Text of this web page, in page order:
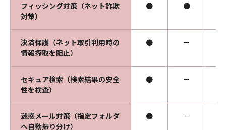
フィッシング対策（ネット詐欺
対策）
● ●
決済保護（ネット取引利用時の
情報搾取を阻止）
● ー
セキュア検索（検索結果の安全
性を検査）
● ー
迷惑メール対策（指定フォルダ
へ自動振り分け）
● ー